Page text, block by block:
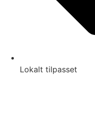
Lokalt tilpasset